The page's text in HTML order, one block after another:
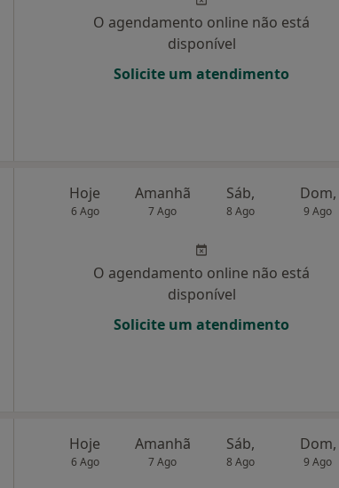
O agendamento online não está
disponível
Solicite um atendimento
Hoje
6 Ago
Amanhã
7 Ago
Sáb,
8 Ago
Dom,
9 Ago
O agendamento online não está
disponível
Solicite um atendimento
Hoje
6 Ago
Amanhã
7 Ago
Sáb,
8 Ago
Dom,
9 Ago